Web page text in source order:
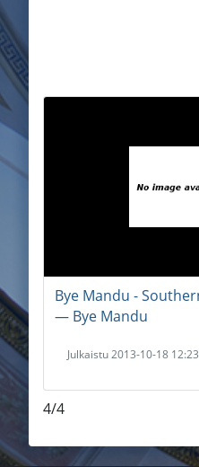
Bye Mandu -
― Bye Mandu
Julkaistu 2013-10-18
4/4